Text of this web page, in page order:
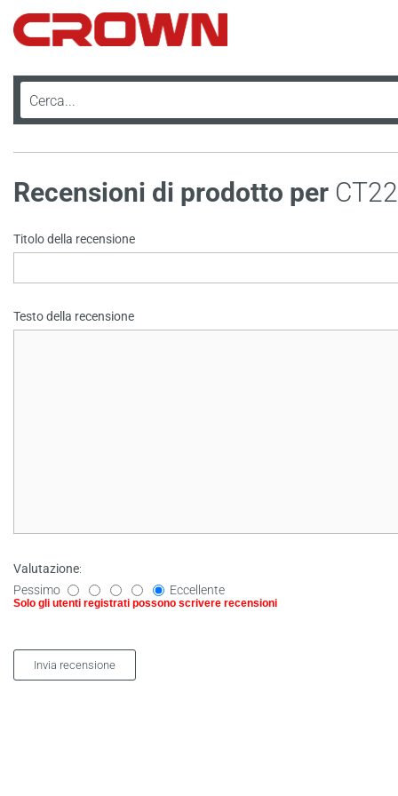
Recensioni di prodotto per
Solo gli utenti registrati possono scrivere recensioni
Titolo della recensione
Testo della recensione
Valutazione:
Pessimo
Eccellente